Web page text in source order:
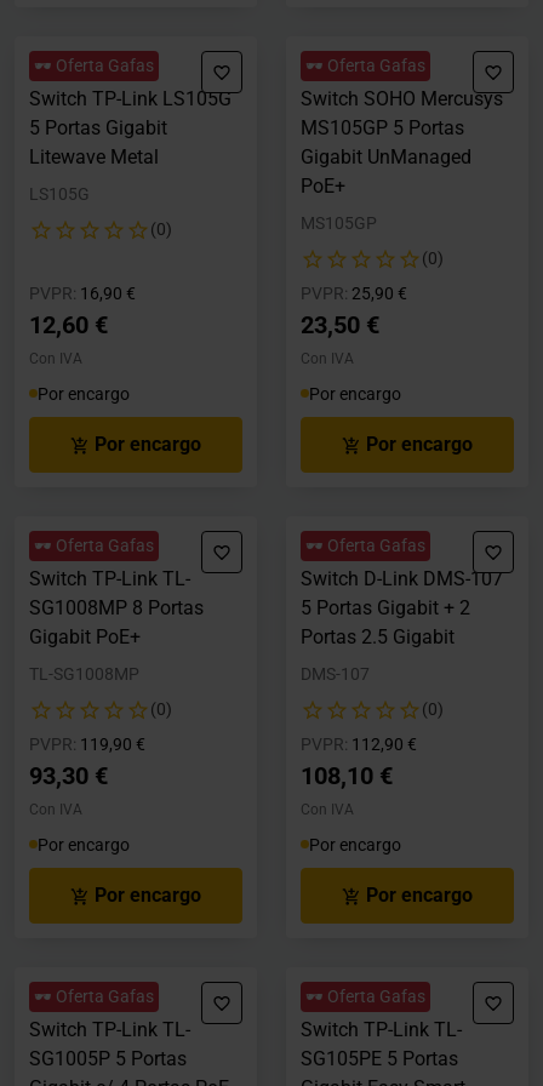
🕶️ Oferta Gafas
Switch TP-Link LS105G
5 Portas Gigabit
Litewave Metal
LS105G
(0)
PVPR: Precio rebajado desde
16,90 €
12,60 €
Con IVA
Por encargo
Por encargo
🕶️ Oferta Gafas
Switch SOHO Mercusys
MS105GP 5 Portas
Gigabit UnManaged
PoE+
MS105GP
(0)
PVPR: Precio rebajado desde
25,90 €
23,50 €
Con IVA
Por encargo
Por encargo
🕶️ Oferta Gafas
Switch TP-Link TL-
SG1008MP 8 Portas
Gigabit PoE+
TL-SG1008MP
(0)
PVPR: Precio rebajado desde
119,90 €
93,30 €
Con IVA
Por encargo
Por encargo
🕶️ Oferta Gafas
Switch D-Link DMS-107
5 Portas Gigabit + 2
Portas 2.5 Gigabit
DMS-107
(0)
PVPR: Precio rebajado desde
112,90 €
108,10 €
Con IVA
Por encargo
Por encargo
🕶️ Oferta Gafas
Switch TP-Link TL-
SG1005P 5 Portas
🕶️ Oferta Gafas
Switch TP-Link TL-
SG105PE 5 Portas